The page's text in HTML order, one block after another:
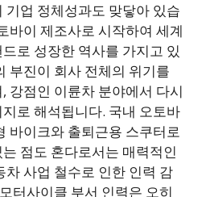
기업 정체성과도 맞닿아 있습
바이 제조사로 시작하여 세계
로 성장한 역사를 가지고 있
부진이 회사 전체의 위기를
강점인 이륜차 분야에서 다시
로 해석됩니다. 국내 오토바
바이크와 출퇴근용 스쿠터로
점도 혼다로서는 매력적인
사업 철수로 인한 인력 감
터사이클 부서 인력은 오히